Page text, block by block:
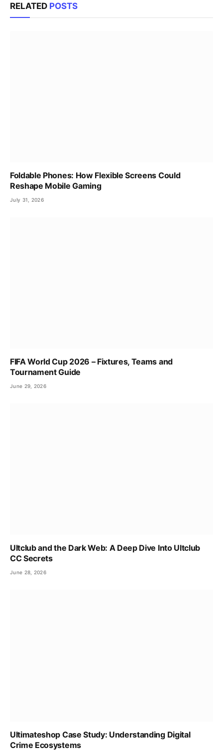
RELATED POSTS
Foldable Phones: How Flexible Screens Could
Reshape Mobile Gaming
July 31, 2026
FIFA World Cup 2026 – Fixtures, Teams and
Tournament Guide
June 29, 2026
Ultclub and the Dark Web: A Deep Dive Into Ultclub
CC Secrets
June 28, 2026
Ultimateshop Case Study: Understanding Digital
Crime Ecosystems